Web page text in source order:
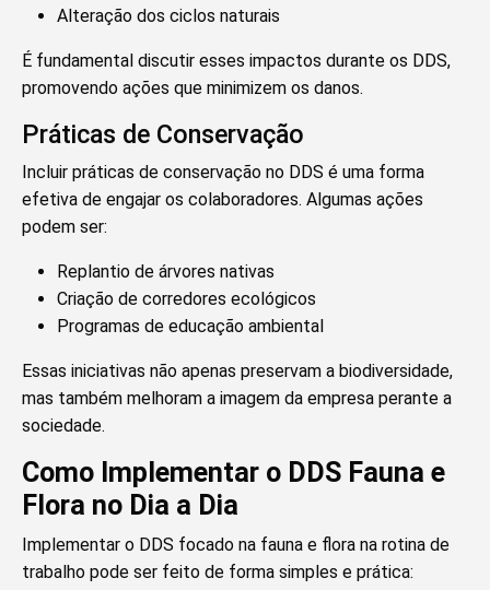
Alteração dos ciclos naturais
É fundamental discutir esses impactos durante os DDS,
promovendo ações que minimizem os danos.
Práticas de Conservação
Incluir práticas de conservação no DDS é uma forma
efetiva de engajar os colaboradores. Algumas ações
podem ser:
Replantio de árvores nativas
Criação de corredores ecológicos
Programas de educação ambiental
Essas iniciativas não apenas preservam a biodiversidade,
mas também melhoram a imagem da empresa perante a
sociedade.
Como Implementar o DDS Fauna e
Flora no Dia a Dia
Implementar o DDS focado na fauna e flora na rotina de
trabalho pode ser feito de forma simples e prática: